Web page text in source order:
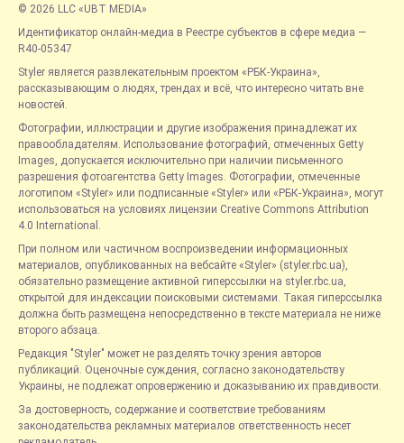
© 2026 LLC «UBT MEDIA»
Идентификатор онлайн-медиа в Реестре субъектов в сфере медиа —
R40-05347
Styler является развлекательным проектом «РБК-Украина»,
рассказывающим о людях, трендах и всё, что интересно читать вне
новостей.
Фотографии, иллюстрации и другие изображения принадлежат их
правообладателям. Использование фотографий, отмеченных Getty
Images, допускается исключительно при наличии письменного
разрешения фотоагентства Getty Images. Фотографии, отмеченные
логотипом «Styler» или подписанные «Styler» или «РБК-Украина», могут
использоваться на условиях лицензии Creative Commons Attribution
4.0 International.
При полном или частичном воспроизведении информационных
материалов, опубликованных на вебсайте «Styler» (styler.rbc.ua),
обязательно размещение активной гиперссылки на styler.rbc.ua,
открытой для индексации поисковыми системами. Такая гиперссылка
должна быть размещена непосредственно в тексте материала не ниже
второго абзаца.
Редакция "Styler" может не разделять точку зрения авторов
публикаций. Оценочные суждения, согласно законодательству
Украины, не подлежат опровержению и доказыванию их правдивости.
За достоверность, содержание и соответствие требованиям
законодательства рекламных материалов ответственность несет